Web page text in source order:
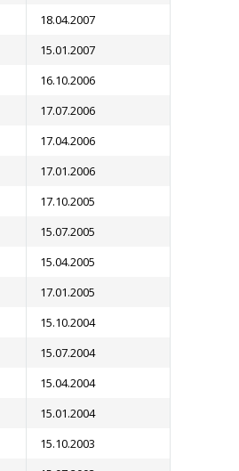
18.04.2007
15.01.2007
16.10.2006
17.07.2006
17.04.2006
17.01.2006
17.10.2005
15.07.2005
15.04.2005
17.01.2005
15.10.2004
15.07.2004
15.04.2004
15.01.2004
15.10.2003